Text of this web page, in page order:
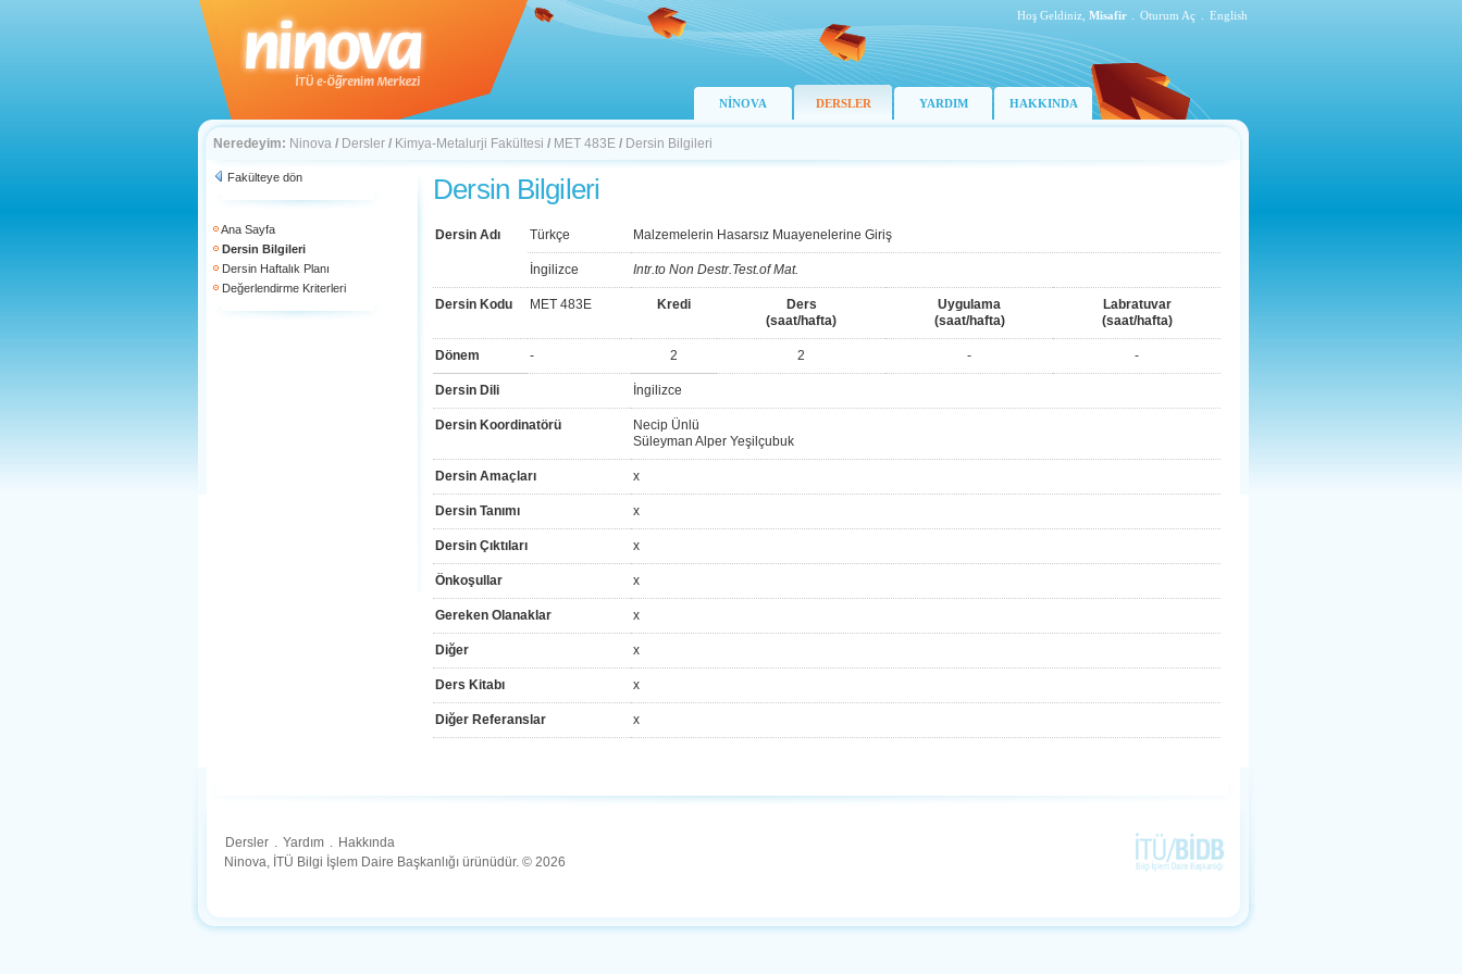
Hoş Geldiniz, Misafir Oturum Aç English
NİNOVA DERSLER YARDIM HAKKINDA
Neredeyim: Ninova / Dersler / Kimya-Metalurji Fakültesi / MET 483E / Dersin Bilgileri
Fakülteye dön
Ana Sayfa
Dersin Bilgileri
Dersin Haftalık Planı
Değerlendirme Kriterleri
Dersin Bilgileri
Dersin Adı Türkçe Malzemelerin Hasarsız Muayenelerine Giriş
İngilizce Intr.to Non Destr.Test.of Mat.
Dersin Kodu MET 483E Kredi
Ders
(saat/hafta)
Uygulama
(saat/hafta)
Labratuvar
(saat/hafta)
Dönem - 2 2 - -
Dersin Dili İngilizce
Dersin Koordinatörü
Necip Ünlü
Süleyman Alper Yeşilçubuk
Dersin Amaçları x
Dersin Tanımı x
Dersin Çıktıları x
Önkoşullar x
Gereken Olanaklar x
Diğer x
Ders Kitabı x
Diğer Referanslar x
Dersler . Yardım . Hakkında
Ninova, İTÜ Bilgi İşlem Daire Başkanlığı ürünüdür. © 2026